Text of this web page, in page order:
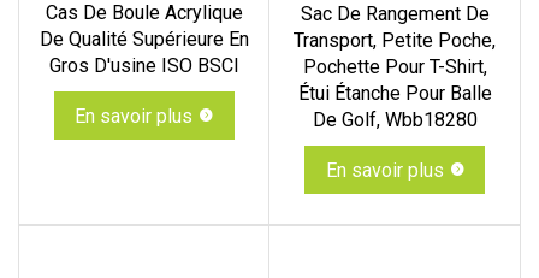
Cas De Boule Acrylique
De Qualité Supérieure En
Gros D'usine ISO BSCI
En savoir plus
Sac De Rangement De
Transport, Petite Poche,
Pochette Pour T-Shirt,
Étui Étanche Pour Balle
De Golf, Wbb18280
En savoir plus